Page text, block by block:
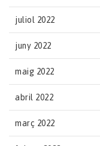
juliol 2022
juny 2022
maig 2022
abril 2022
març 2022